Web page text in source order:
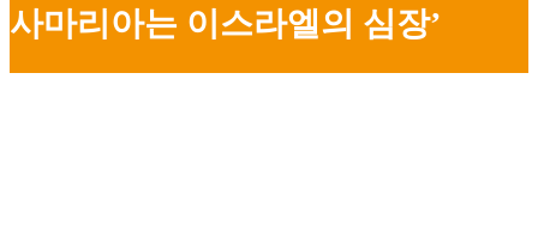
사마리아는 이스라엘의 심장’